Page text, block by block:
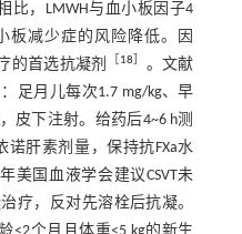
比，LMWH与血小板因子4
板减少症的风险降低。因
的首选抗凝剂
18
。文献
足月儿每次1.7 mg/kg、早
皮下注射。给药后4~6 h测
诺肝素剂量，保持抗FXa水
美国血液学会建议CSVT未
疗，反对先溶栓后抗凝。